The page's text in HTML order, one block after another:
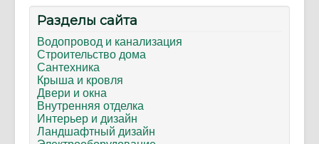
Разделы сайта
Водопровод и канализация
Строительство дома
Сантехника
Крыша и кровля
Двери и окна
Внутренняя отделка
Интерьер и дизайн
Ландшафтный дизайн